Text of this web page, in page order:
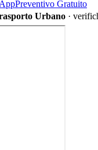
Preventivo Gratuito
Urbano ·